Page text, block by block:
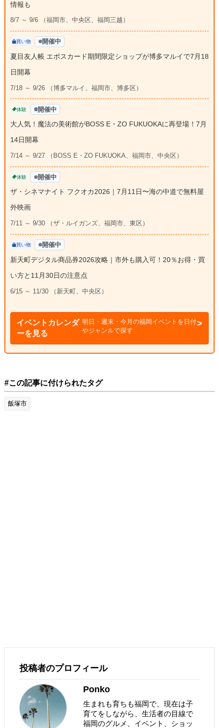
情報も
8/7 ～ 9/6 （福岡市、中央区、福岡三越）
買い物 開催中
夏目友人帳 エポスカード期間限定ショップが博多マルイで7月18
日開幕
7/18 ～ 9/26 （博多マルイ、福岡市、博多区）
体験 開催中
大人気！魔法の美術館がBOSS E・ZO FUKUOKAに再登場！7月
14日開幕
7/14 ～ 9/27 （BOSS E・ZO FUKUOKA、福岡市、中央区）
体験 開催中
ザ・シネマナイト フクオカ2026｜7月11日〜海の中道で無料屋
外映画
7/11 ～ 9/30 （ザ・ルイガンズ、福岡市、東区）
買い物 開催中
新天町デジタル商品券2026攻略｜市外も購入可！20％お得・買
い方と11月30日の注意点
6/15 ～ 11/30 （新天町、中央区）
イベントカレンダ
ーを見る
明日・週末・今月の福岡イベントを日付
やジャンルで探す
#この記事に付けられたタグ
飯塚市
投稿者のプロフィール
Ponko
生まれも育ちも福岡で、現在は子
育てをしながら、生活者の目線で
福岡のグルメ、イベント、ショッ